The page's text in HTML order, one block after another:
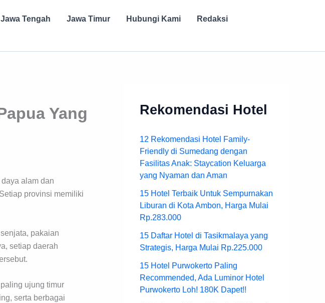
Jawa Tengah Jawa Timur Hubungi Kami
Redaksi
Yang
alam dan
provinsi memiliki
pakaian
setiap daerah
ujung timur
serta berbagai
Rekomendasi Hotel
12 Rekomendasi Hotel Family-
Friendly di Sumedang dengan
Fasilitas Anak: Staycation Keluarga
yang Nyaman dan Aman
15 Hotel Terbaik Untuk Sempurnakan
Liburan di Kota Ambon, Harga Mulai
Rp.283.000
15 Daftar Hotel di Tasikmalaya yang
Strategis, Harga Mulai Rp.225.000
15 Hotel Purwokerto Paling
Recommended, Ada Luminor Hotel
Purwokerto Loh! 180K Dapet!!